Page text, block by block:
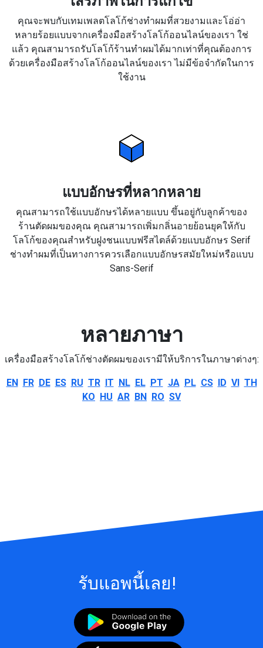
คุณจะพบกับเทมเพลตโลโก้ช่างทำผมที่สวยงามและโอ่อ่า
หลายร้อยแบบจากเครื่องมือสร้างโลโก้ออนไลน์ของเรา ใช่
แล้ว คุณสามารถรับโลโก้ร้านทำผมได้มากเท่าที่คุณต้องการ
ด้วยเครื่องมือสร้างโลโก้ออนไลน์ของเรา ไม่มีข้อจำกัดในการ
ใช้งาน
แบบอักษรที่หลากหลาย
คุณสามารถใช้แบบอักษรได้หลายแบบ ขึ้นอยู่กับลูกค้าของ
ร้านตัดผมของคุณ คุณสามารถเพิ่มกลิ่นอายย้อนยุคให้กับ
โลโก้ของคุณสำหรับฝูงชนแบบฟรีสไตล์ด้วยแบบอักษร Serif
ช่างทำผมที่เป็นทางการควรเลือกแบบอักษรสมัยใหม่หรือแบบ
Sans-Serif
หลายภาษา
เครื่องมือสร้างโลโก้ช่างตัดผมของเรามีให้บริการในภาษาต่างๆ:
EN FR DE ES RU TR IT NL EL PT JA PL CS ID VI TH
KO HU AR BN RO SV
รับแอพนี้เลย!